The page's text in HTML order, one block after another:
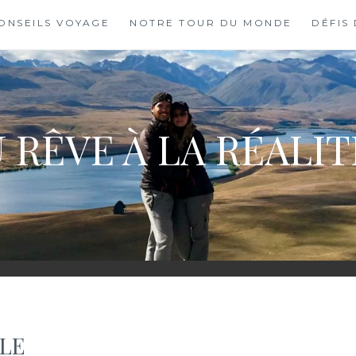
VOYAGE NOTRE TOUR DU MONDE DÉFIS
RÊVE À LA